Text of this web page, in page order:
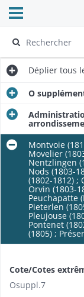
Ouvrir le menu
Déplier tous
O
Montvoie
Movelier
Nentzlingen
Nods (1803-
(1802-1812) ;
Orvin (1803-
Peuchapatte
Pieterlen
Pleujouse
Pontenet
(1805) ;
Cote/Cotes
Osuppl.7